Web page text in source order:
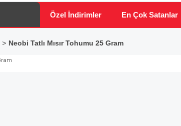
Özel İndirimler En Çok Satanlar
Neobi Tatlı Mısır Tohumu 25 Gram